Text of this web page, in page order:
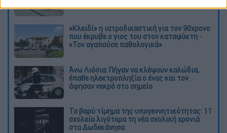
«Κλειδί» η ιατροδικαστική για τον 90χρονο
που έκρυβε ο γιος του στον καταψύκτη -
«Τον αγαπούσε παθολογικά»
Άνω Λιόσια: Πήγαν να κλέψουν καλώδια,
έπαθε ηλεκτροπληξία ο ένας και τον
άφησαν νεκρό στο σημείο
Το βαρύ τίμημα της υπογεννητικότητας: 11
σχολεία λιγότερα τη νέα σχολική χρονιά
στα Δωδεκάνησα